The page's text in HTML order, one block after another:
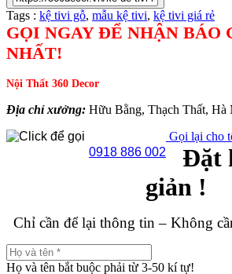
Tags : kệ tivi gỗ, mẫu kệ tivi, kệ tivi giá rẻ
GỌI NGAY ĐỂ NHẬN BÁO
NHẤT!
Nội Thất 360 Decor
Địa chỉ xưởng: Hữu Bằng, Thạch Thất, Hà
0918 886 002
Gọi lại cho
Đặt
giản !
Chỉ cần để lại thông tin – Không
Họ và tên bắt buộc phải từ 3-50 kí tự!